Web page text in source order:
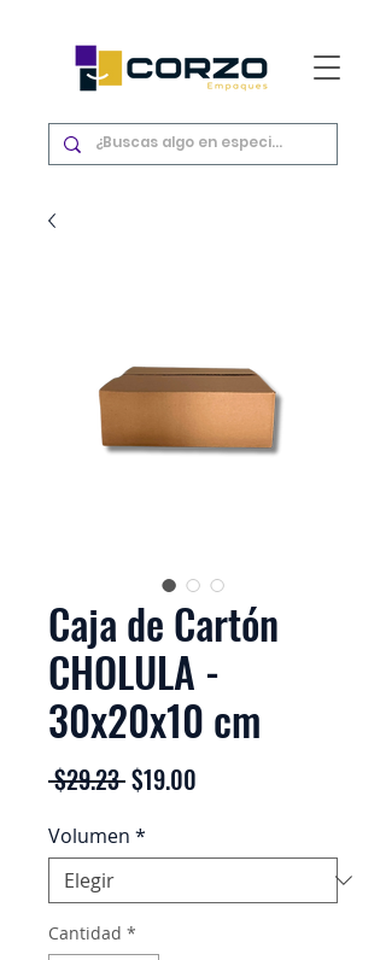
Caja de Cartón
CHOLULA -
30x20x10 cm
$29.23 Precio
$19.00
Volumen *
Cantidad *